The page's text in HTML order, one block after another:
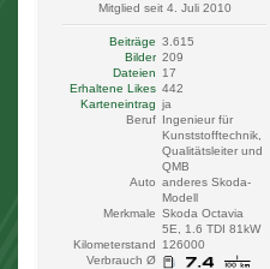
Mitglied seit 4. Juli 2010
Beiträge 3.615
Bilder 209
Dateien 17
Erhaltene Likes 442
Karteneintrag ja
Beruf Ingenieur für
Kunststofftechnik,
Qualitätsleiter und
QMB
Auto anderes Skoda-
Modell
Merkmale Skoda Octavia
5E, 1.6 TDI 81kW
Kilometerstand 126000
Verbrauch Ø